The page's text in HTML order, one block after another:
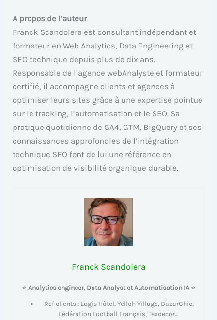
A propos de l’auteur
Franck Scandolera est consultant indépendant et
formateur en Web Analytics, Data Engineering et
SEO technique depuis plus de dix ans.
Responsable de l’agence webAnalyste et formateur
certifié, il accompagne clients et agences à
optimiser leurs sites grâce à une expertise pointue
sur le tracking, l’automatisation et le SEO. Sa
pratique quotidienne de GA4, GTM, BigQuery et ses
connaissances approfondies de l’intégration
technique SEO font de lui une référence en
optimisation de visibilité organique durable.
Franck Scandolera
⭐ Analytics engineer, Data Analyst et Automatisation IA⭐
Ref clients : Logis Hôtel, Yelloh Village, BazarChic,
Fédération Football Français, Texdecor…